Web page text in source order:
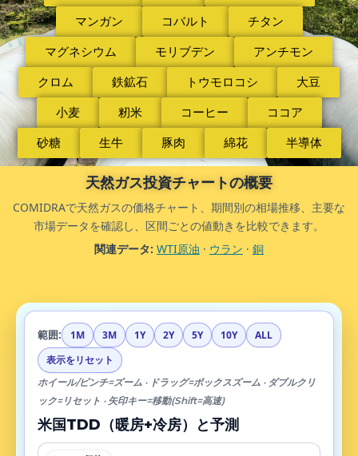
マンガン コバルト チタン
マグネシウム モリブデン アンチモン
クロム 鉄鉱石 トウモロコシ 大豆
小麦 籾米 コーヒー ココア
砂糖 生牛 豚肉 綿花 半導体
天然ガス投資チャートの概要
COMIDRAで天然ガスの価格チャート、期間別の相場推移、主要な
市場データを確認し、区間ごとの値動きを比較できます。
関連データ: WTI原油 · ウラン · 銅
範囲: 1M 3M 1Y 2Y 5Y 10Y
ALL
表示をリセット
ホイール/ピンチ=ズーム · ドラッグ=ボックスズーム · ダブルクリ
ック=リセット · 矢印キー=移動(Shift=高速)
米国TDD（暖房+冷房）と予測